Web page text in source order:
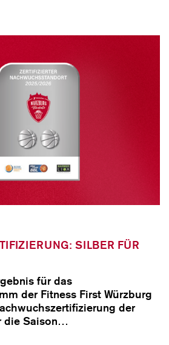
SILBER FÜR
für das
der Fitness First Würzburg
der
die Saison…